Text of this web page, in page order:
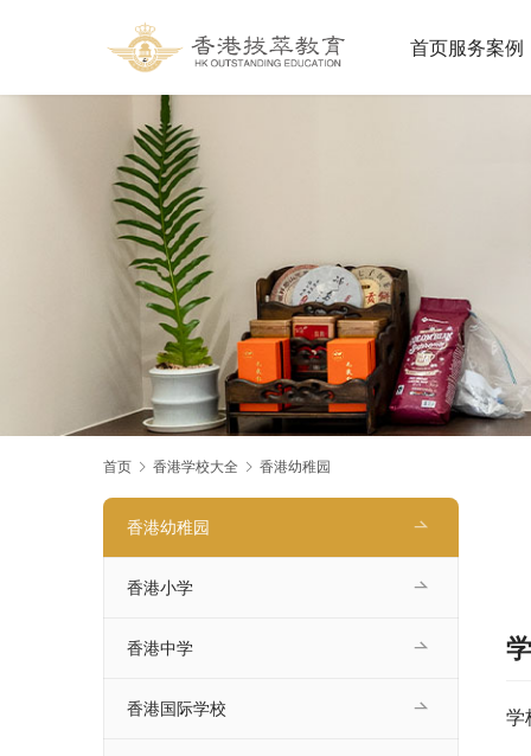
首页服务案例
首页 香港学校大全 香港幼稚园
学
香港幼稚园
香港小学
香港中学
香港国际学校